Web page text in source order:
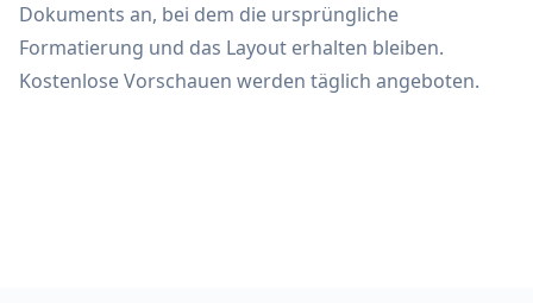
Dokuments an, bei dem die ursprüngliche
Formatierung und das Layout erhalten bleiben.
Kostenlose Vorschauen werden täglich angeboten.